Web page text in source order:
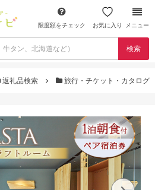
限度額をチェック お気に入り メニュー
検索
返礼品検索 旅行・チケット・カタログ